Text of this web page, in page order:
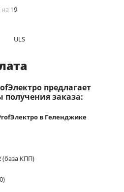
19
ULS
предлагает
заказа:
в Геленджике
(база КПП)